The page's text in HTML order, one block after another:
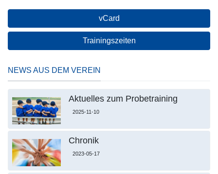
vCard
Trainingszeiten
NEWS AUS DEM VEREIN
Aktuelles zum Probetraining
2025-11-10
Chronik
2023-05-17